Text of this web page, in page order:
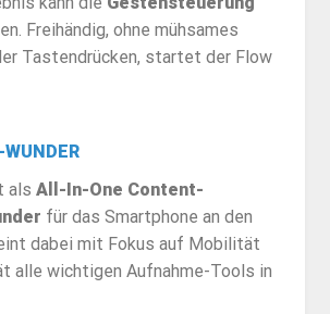
Freihändig, ohne mühsames
Tastendrücken, startet der Flow
als All-In-One Content-
für das Smartphone an den
dabei mit Fokus auf Mobilität
alle wichtigen Aufnahme-Tools in